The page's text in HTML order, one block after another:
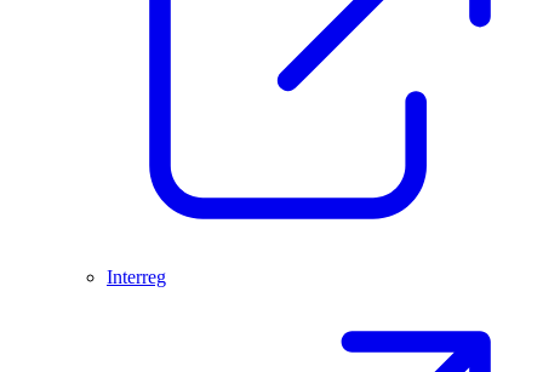
Interreg